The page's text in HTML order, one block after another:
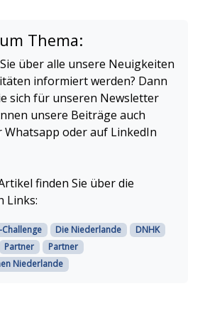
Thema:
über alle unsere Neuigkeiten
informiert werden? Dann
sich für unseren Newsletter
unsere Beiträge auch
Whatsapp oder auf LinkedIn
finden Sie über die
Links:
Die Niederlande
DNHK
Partner
Partner
Niederlande